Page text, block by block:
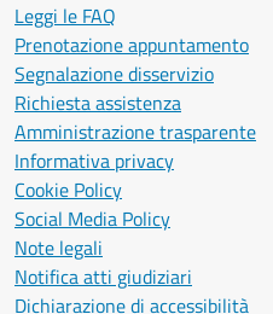
Leggi le FAQ
Prenotazione appuntamento
Segnalazione disservizio
Richiesta assistenza
Amministrazione trasparente
Informativa privacy
Cookie Policy
Social Media Policy
Note legali
Notifica atti giudiziari
Dichiarazione di accessibilità